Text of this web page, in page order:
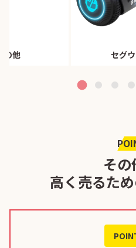
の他 セグ
その
高く売るた